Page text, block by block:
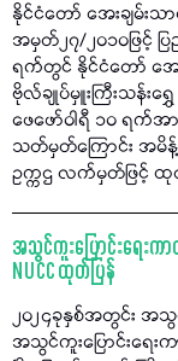
နိုင်ငံတော် အေးချမ်းသ
အမှတ်၂၇/၂၀၁၀ဖြင့် ပ
ရက်တွင် နိုင်ငံတော် အေး
ဗိုလ်ချုပ်မှူးကြီးသန်းရွှေ
ဖေဖော်ဝါရီ ၁၀ ရက်
သတ်မှတ်ကြောင်း အမိန့်
ဥက္ကဌ လက်မှတ်ဖြင့် ထု
အသွင်ကူးပြောင်းရေးက
NUCC ထုတ်ပြန်
၂၀၂၄ခုနှစ်အတွင်း အသွ
အသွင်ကူးပြောင်းရေး